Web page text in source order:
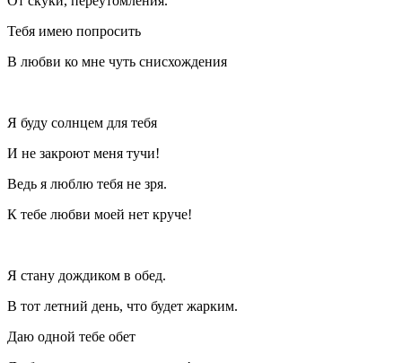
Тебя имею попросить
В любви ко мне чуть снисхождения
Я буду солнцем для тебя
И не закроют меня тучи!
Ведь я люблю тебя не зря.
К тебе любви моей нет круче!
Я стану дождиком в обед.
В тот летний день, что будет жарким.
Даю одной тебе обет